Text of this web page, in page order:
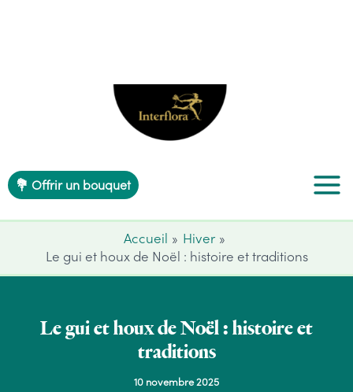
💐 Offrir un bouquet
Accueil
Hiver
Le gui et houx de Noël : histoire et traditions
Le gui et houx de Noël : histoire et
traditions
10 novembre 2025